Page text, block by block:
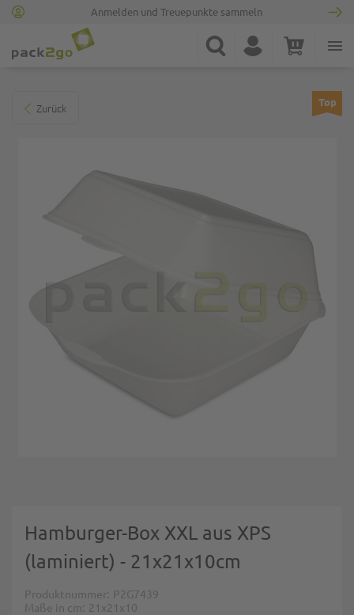
Anmelden und Treuepunkte sammeln
Suche Konto Warenkorb
Zurück Top
Hamburger-Box XXL aus XPS
(laminiert) - 21x21x10cm
Produktnummer P2G7439
Maße in cm
21x21x10